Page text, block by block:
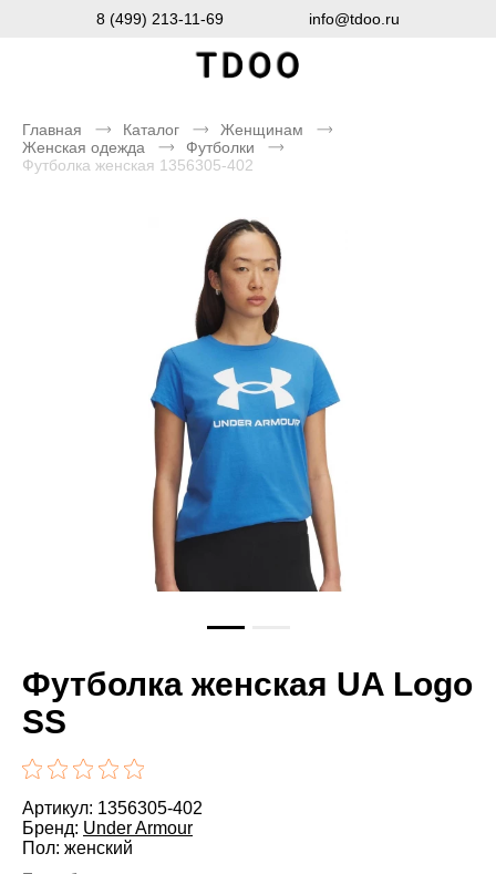
8 (499) 213-11-69 info@tdoo.ru
Главная Каталог
Женщинам
Женская одежда
Футболки
Футболка женская 1356305-402
Футболка женская UA Logo
SS
Артикул: 1356305-402
Бренд: Under Armour
Пол: женский